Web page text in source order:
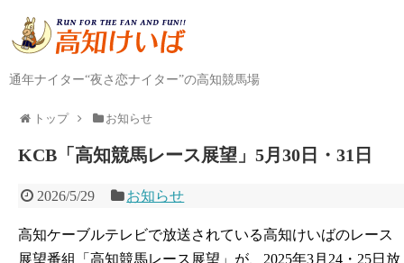
通年ナイター“夜さ恋ナイター”の高知競馬場
トップ お知らせ
KCB「高知競馬レース展望」5月30日・31日
2026/5/29 お知らせ
高知ケーブルテレビで放送されている高知けいばのレース
展望番組「高知競馬レース展望」が、2025年3月24・25日放